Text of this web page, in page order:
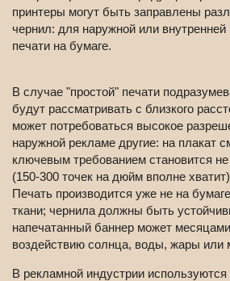
принтеры могут быть заправлены
чернил: для наружной или
печати на бумаге.
В случае "простой" печати
будут рассматривать с близкого
может потребоваться высокое
наружной рекламе другие: на плакат
ключевым требованием становится
(150-300 точек на дюйм вполне
Печать производится уже не на
ткани; чернила должны быть
напечатанный баннер может
воздействию солнца, воды, жары или
В рекламной индустрии